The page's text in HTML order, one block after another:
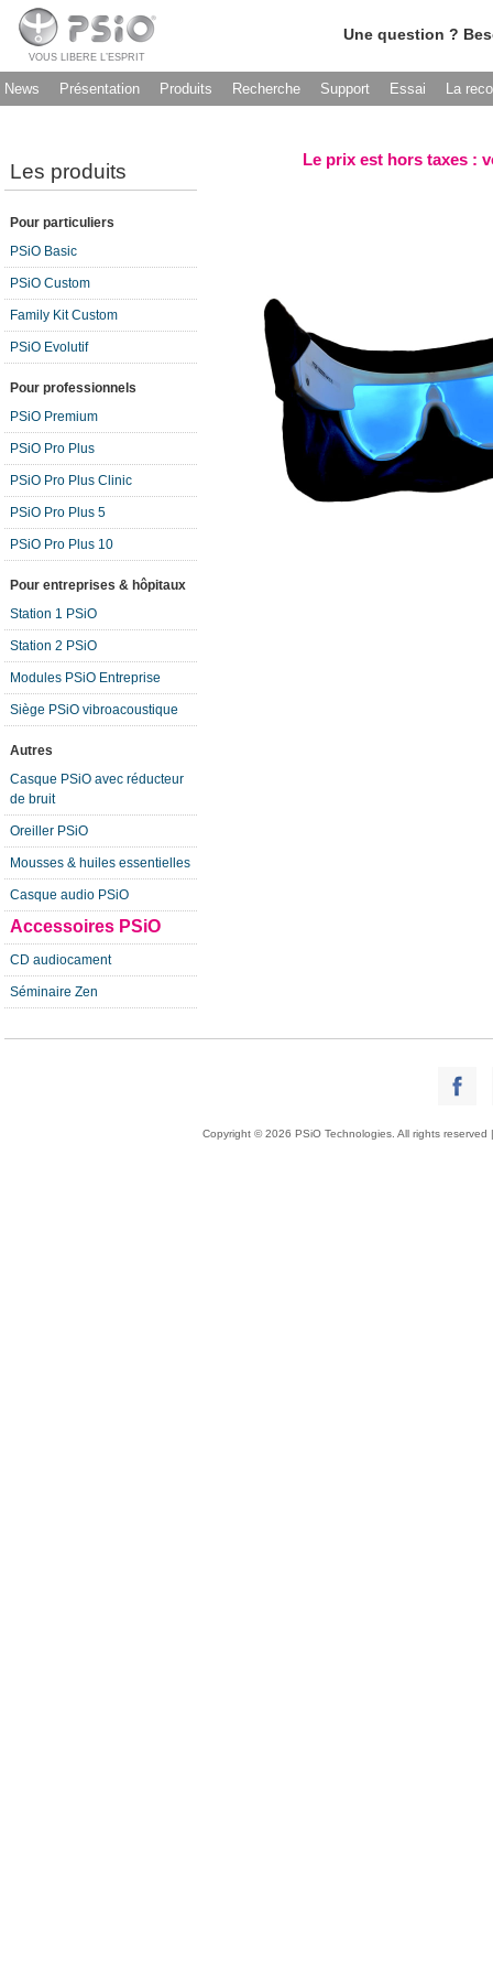
VOUS LIBERE L’ESPRIT
Une question ?
News Présentation Produits Recherche Support Essai La
Les produits
Pour particuliers
PSiO Basic
PSiO Custom
Family Kit Custom
PSiO Evolutif
Pour professionnels
PSiO Premium
PSiO Pro Plus
PSiO Pro Plus Clinic
PSiO Pro Plus 5
PSiO Pro Plus 10
Pour entreprises & hôpitaux
Station 1 PSiO
Station 2 PSiO
Modules PSiO Entreprise
Siège PSiO vibroacoustique
Autres
Casque PSiO avec réducteur
de bruit
Oreiller PSiO
Mousses & huiles essentielles
Casque audio PSiO
Accessoires PSiO
CD audiocament
Séminaire Zen
Le prix est hors taxes :
Copyright © 2026 PSiO Technologies. All rights reserved